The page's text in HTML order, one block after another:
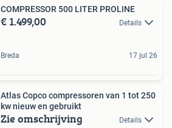
COMPRESSOR 500 LITER PROLINE
€ 1.499,00 Details
Breda 17 jul 26
Atlas Copco compressoren van 1 tot 250
kw nieuw en gebruikt
Zie omschrijving Details